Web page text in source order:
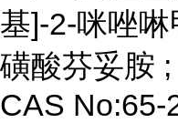
基]-2-咪唑
磺酸芬妥胺 ;
CAS No:65-